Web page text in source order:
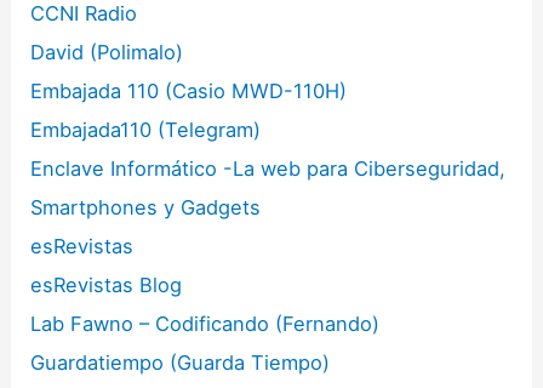
CCNI Radio
David (Polimalo)
Embajada 110 (Casio MWD-110H)
Embajada110 (Telegram)
Enclave Informático -La web para Ciberseguridad,
Smartphones y Gadgets
esRevistas
esRevistas Blog
Lab Fawno – Codificando (Fernando)
Guardatiempo (Guarda Tiempo)